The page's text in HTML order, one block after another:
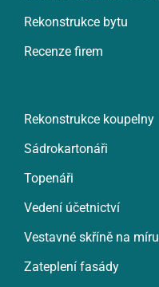
Rekonstrukce bytu
Recenze firem
Rekonstrukce koupelny
Sádrokartonáři
Topenáři
Vedení účetnictví
Vestavné skříně na míru
Zateplení fasády